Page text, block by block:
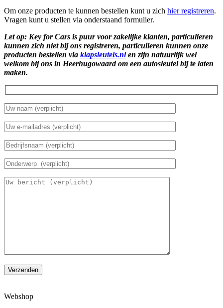
Om onze producten te kunnen bestellen kunt u zich hier registreren.
Vragen kunt u stellen via onderstaand formulier.
Let op: Key for Cars is puur voor zakelijke klanten, particulieren
kunnen zich niet bij ons registreren, particulieren kunnen onze
producten bestellen via klapsleutels.nlen zijn natuurlijk wel
welkom bij ons in Heerhugowaard om een autosleutel bij te laten
maken.
Verzenden
Webshop